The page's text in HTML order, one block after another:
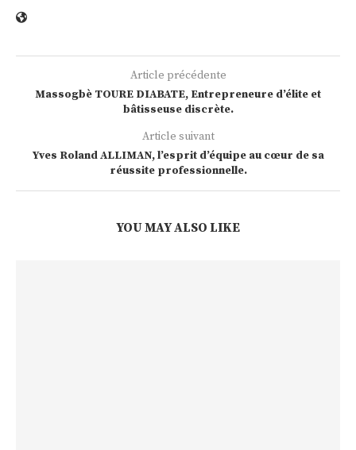
Article précédente
Massogbè TOURE DIABATE, Entrepreneure d’élite et
bâtisseuse discrète.
Article suivant
Yves Roland ALLIMAN, l’esprit d’équipe au cœur de sa
réussite professionnelle.
YOU MAY ALSO LIKE